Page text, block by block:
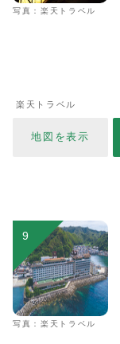
写真：楽天トラベル
楽天トラベル
地図を表示
9
写真：楽天トラベル